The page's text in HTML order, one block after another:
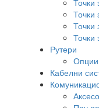
Точки
Точки
Точки
Точки
Рутери
Опции
Кабелни